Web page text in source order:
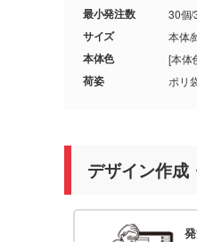
最小発注数 30個/
サイズ 本体/
本体色
荷姿 ポリ
デザイン作成